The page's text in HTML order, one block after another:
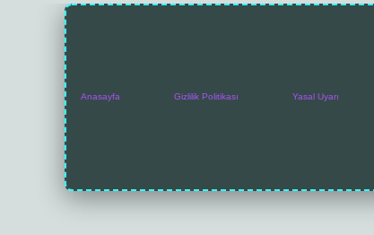
Anasayfa Gizlilik Politikası Yasal Uyarı